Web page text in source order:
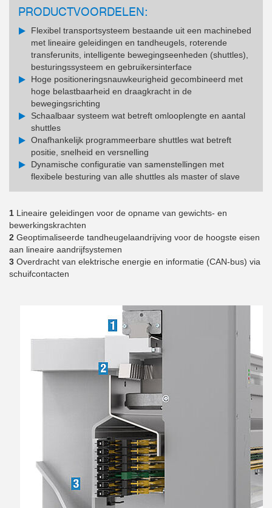
PRODUCTVOORDELEN:
Flexibel transportsysteem bestaande uit een machinebed
met lineaire geleidingen en tandheugels, roterende
transferunits, intelligente bewegingseenheden (shuttles),
besturingssysteem en gebruikersinterface
Hoge positioneringsnauwkeurigheid gecombineerd met
hoge belastbaarheid en draagkracht in de
bewegingsrichting
Schaalbaar systeem wat betreft omlooplengte en aantal
shuttles
Onafhankelijk programmeerbare shuttles wat betreft
positie, snelheid en versnelling
Dynamische configuratie van samenstellingen met
flexibele besturing van alle shuttles als master of slave
1 Lineaire geleidingen voor de opname van gewichts- en
bewerkingskrachten
2 Geoptimaliseerde tandheugelaandrijving voor de hoogste eisen
aan lineaire aandrijfsystemen
3 Overdracht van elektrische energie en informatie (CAN-bus) via
schuifcontacten